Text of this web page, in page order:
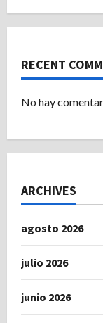
RECENT
No hay
ARCHIVES
agosto 2026
julio 2026
junio 2026